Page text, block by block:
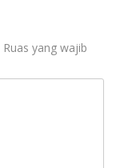
Ruas yang wajib